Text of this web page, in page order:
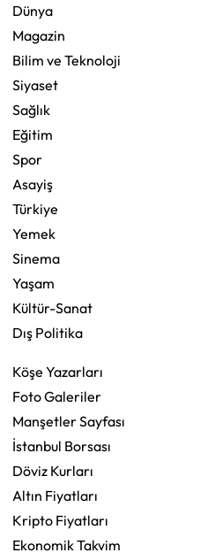
Dünya
Magazin
Bilim ve Teknoloji
Siyaset
Sağlık
Eğitim
Spor
Asayiş
Türkiye
Yemek
Sinema
Yaşam
Kültür-Sanat
Dış Politika
Köşe Yazarları
Foto Galeriler
Manşetler Sayfası
İstanbul Borsası
Döviz Kurları
Altın Fiyatları
Kripto Fiyatları
Ekonomik Takvim